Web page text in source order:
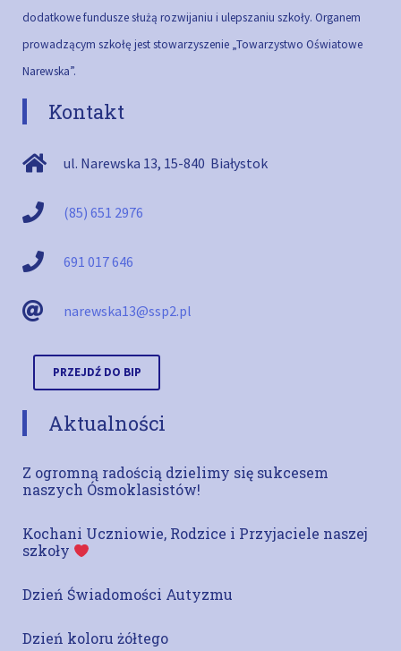
dodatkowe fundusze służą rozwijaniu i ulepszaniu szkoły. Organem
prowadzącym szkołę jest stowarzyszenie „Towarzystwo Oświatowe
Narewska”.
Kontakt
ul. Narewska 13, 15-840 Białystok
(85) 651 2976
691 017 646
narewska13@ssp2.pl
PRZEJDŹ DO BIP
Aktualności
Z ogromną radością dzielimy się sukcesem
naszych Ósmoklasistów!
Kochani Uczniowie, Rodzice i Przyjaciele naszej
szkoły
Dzień Świadomości Autyzmu
Dzień koloru żółtego